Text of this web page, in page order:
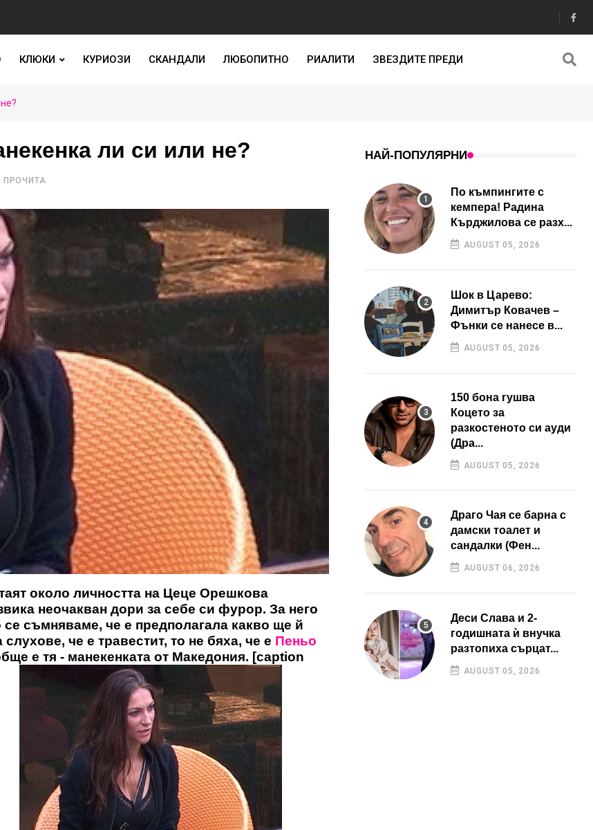
КЛЮКИ КУРИОЗИ СКАНДАЛИ ЛЮБОПИТНО РИАЛИТИ ЗВЕЗДИТЕ ПРЕДИ
ли си или не?
ПРОЧИТА
около личността на Цеце Орешкова
неочакван дори за себе си фурор. За него
съмняваме, че е предполагала какво ще й
че е травестит, то не бяха, че е Пеньо
е тя - манекенката от Македония. [caption
НАЙ-ПОПУЛЯРНИ
По къмпингите с
кемпера! Радина
Кърджилова се разх...
AUGUST 05, 2026
Шок в Царево:
Димитър Ковачев –
Фънки се нанесе в...
AUGUST 05, 2026
150 бона гушва
Коцето за
разкостеното си ауди
(Дра...
AUGUST 05, 2026
Драго Чая се барна с
дамски тоалет и
сандалки (Фен...
AUGUST 06, 2026
Деси Слава и 2-
годишната ѝ внучка
разтопиха сърцат...
AUGUST 05, 2026